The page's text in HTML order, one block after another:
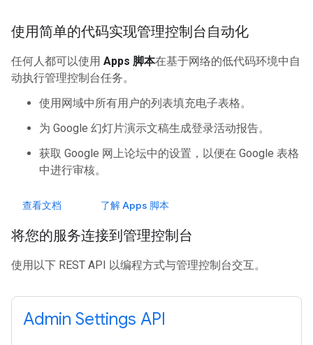
使用简单的代码实现管理控制台自动化
任何人都可以使用 Apps 脚本在基于网络的低代码环境中自
动执行管理控制台任务。
使用网域中所有用户的列表填充电子表格。
为 Google 幻灯片演示文稿生成登录活动报告。
获取 Google 网上论坛中的设置，以便在 Google 表格
中进行审核。
查看文档 了解 Apps 脚本
将您的服务连接到管理控制台
使用以下 REST API 以编程方式与管理控制台交互。
Admin Settings API